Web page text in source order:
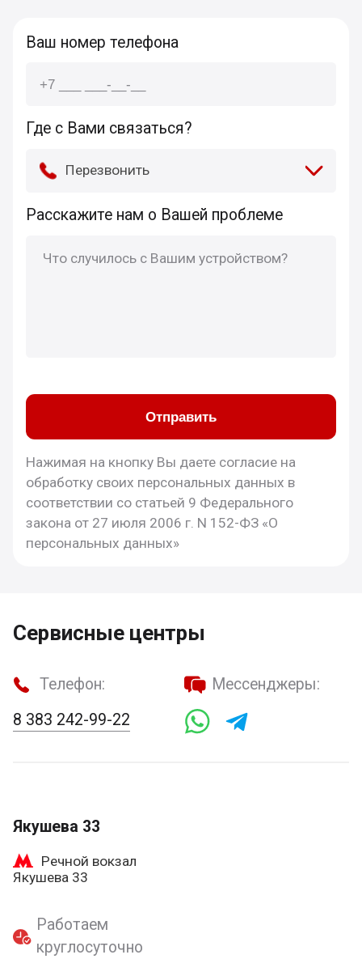
Ваш номер телефона
Где с Вами связаться?
Перезвонить
Расскажите нам о Вашей проблеме
Отправить
Нажимая на кнопку Вы даете согласие на
обработку своих персональных данных в
соответствии со статьей 9 Федерального
закона от 27 июля 2006 г. N 152-ФЗ «О
персональных данных»
Сервисные центры
Телефон:
8 383 242-99-22
Мессенджеры:
Якушева 33
Речной вокзал
Якушева 33
Работаем
круглосуточно